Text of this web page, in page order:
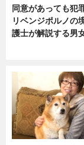
同意があっても犯
リベンジポルノの
護士が解説する男